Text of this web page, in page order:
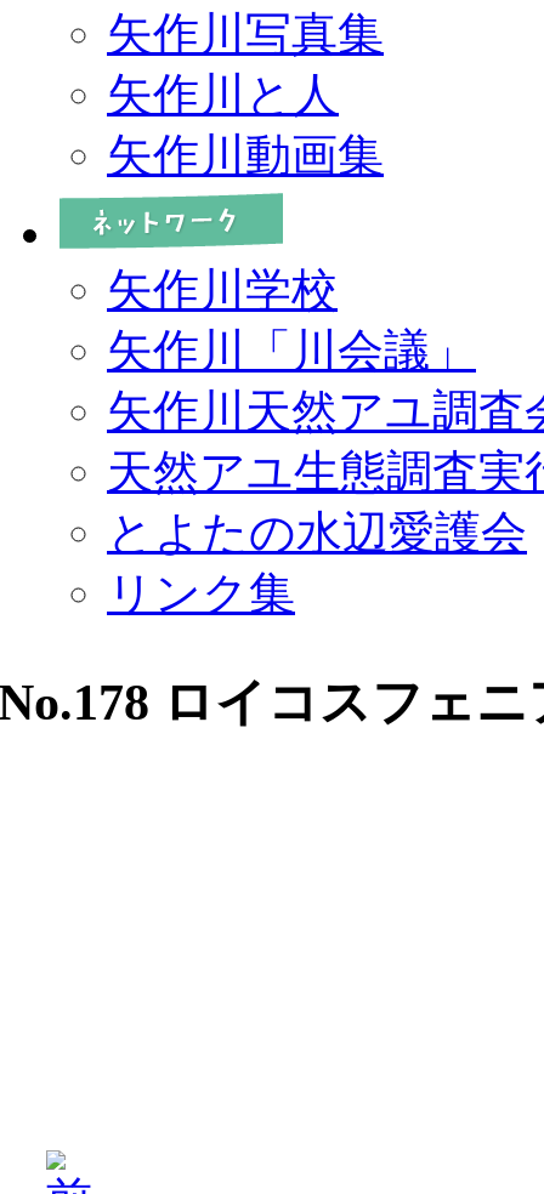
矢作川写真集
矢作川と人
矢作川動画集
矢作川学校
矢作川「川会議」
矢作川天然アユ調査
天然アユ生態調査実
とよたの水辺愛護会
リンク集
ロイコスフェニ